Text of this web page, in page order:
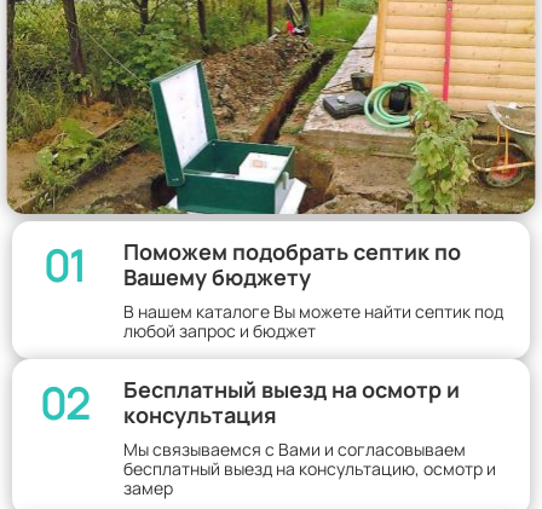
01
Поможем подобрать септик по
Вашему бюджету
В нашем каталоге Вы можете найти септик под
любой запрос и бюджет
02
Бесплатный выезд на осмотр и
консультация
Мы связываемся с Вами и согласовываем
бесплатный выезд на консультацию, осмотр и
замер